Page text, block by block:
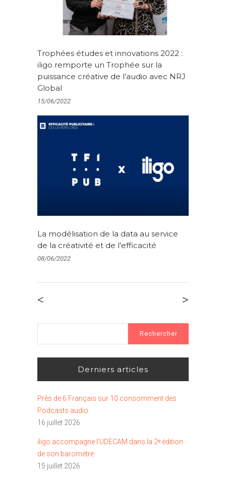
Trophées études et innovations 2022 :
iligo remporte un Trophée sur la
puissance créative de l’audio avec NRJ
Global
15/06/2022
La modélisation de la data au service
de la créativité et de l’efficacité
08/06/2022
< >
Derniers articles
Près de 6 Français sur 10 consomment des
Podcasts audio
16 juillet 2026
iligo accompagne l’UDECAM dans la 2ᵉ édition
de son baromètre
15 juillet 2026